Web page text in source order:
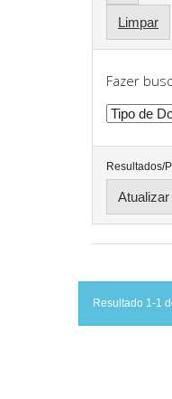
Limpar
Fazer
Resultados/
Resultado 1-1